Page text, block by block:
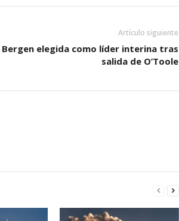
Artículo siguiente
Bergen elegida como líder interina tras
salida de O’Toole